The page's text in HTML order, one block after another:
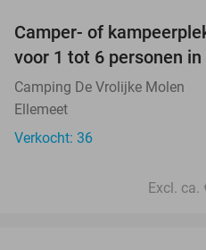
Camper- of
voor 1 tot 6 personen in
Camping De Vrolijke Molen
Ellemeet
Verkocht: 36
Excl.